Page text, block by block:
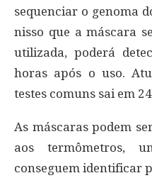
sequenciar o genoma
nisso que a máscara
utilizada, poderá
horas após o uso.
testes comuns sai em
As máscaras podem
aos termômetros,
conseguem identificar